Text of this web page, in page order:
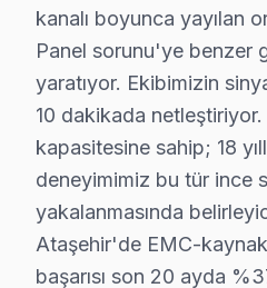
Mimar Sinan'da Sanyo
Mimar Sinan Mahallesi,
Mustafa Kemal'de Sanyo
Mustafa Kemal Mahallesi,
Örnek'te Sanyo TV
Örnek Mahallesi, çeşitli
kanalı boyunca yayılan
Panel sorunu'ye benzer
yaratıyor. Ekibimizin
10 dakikada
kapasitesine sahip; 18
deneyimimiz bu tür ince
yakalanmasında
Ataşehir'de EMC-
başarısı son 20 ayda